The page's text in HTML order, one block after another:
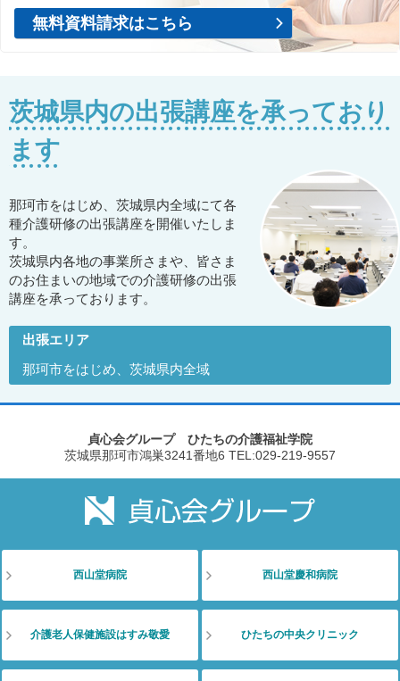
無料資料請求はこちら
茨城県内の出張講座を承っており
ます
那珂市をはじめ、茨城県内全域にて各
種介護研修の出張講座を開催いたしま
す。
茨城県内各地の事業所さまや、皆さま
のお住まいの地域での介護研修の出張
講座を承っております。
出張エリア
那珂市をはじめ、茨城県内全域
貞心会グループ ひたちの介護福祉学院
茨城県那珂市鴻巣3241番地6 TEL:029-219-9557
西山堂病院 西山堂慶和病院
介護老人保健施設はすみ敬愛 ひたちの中央クリニック